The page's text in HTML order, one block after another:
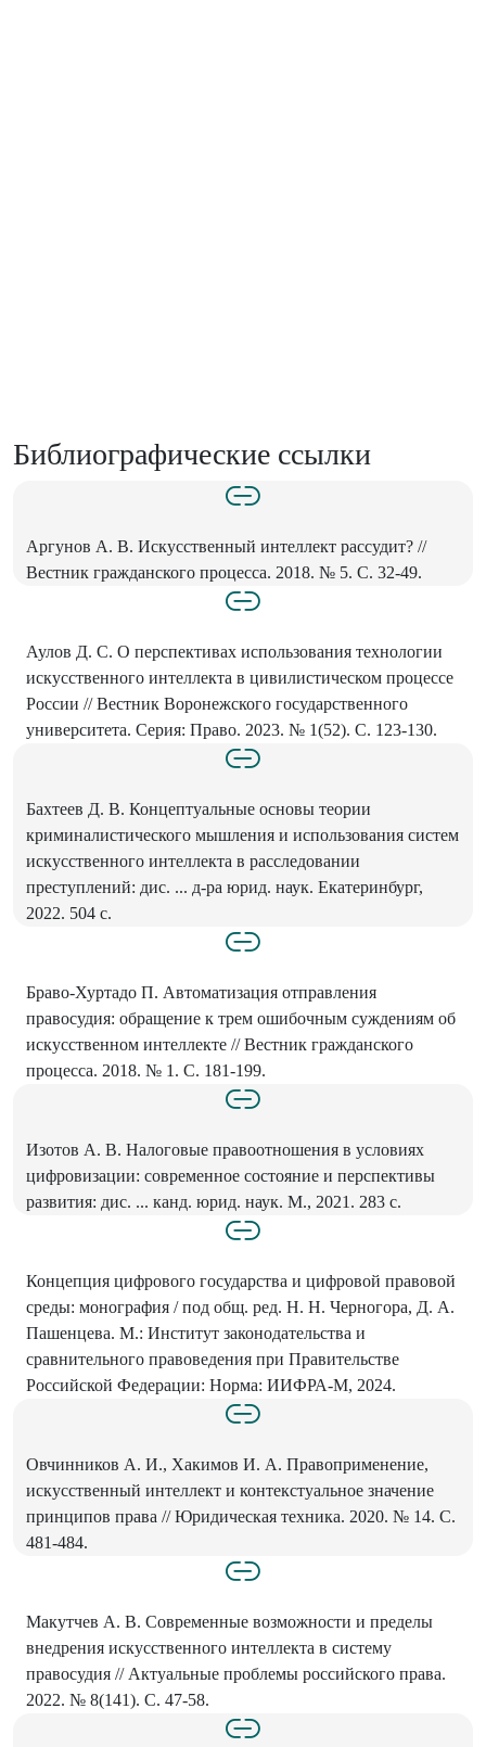
Библиографические ссылки
Аргунов А. В. Искусственный интеллект рассудит? //
Вестник гражданского процесса. 2018. № 5. С. 32-49.
Аулов Д. С. О перспективах использования технологии
искусственного интеллекта в цивилистическом процессе
России // Вестник Воронежского государственного
университета. Серия: Право. 2023. № 1(52). С. 123-130.
Бахтеев Д. В. Концептуальные основы теории
криминалистического мышления и использования систем
искусственного интеллекта в расследовании
преступлений: дис. ... д-ра юрид. наук. Екатеринбург,
2022. 504 с.
Браво-Хуртадо П. Автоматизация отправления
правосудия: обращение к трем ошибочным суждениям об
искусственном интеллекте // Вестник гражданского
процесса. 2018. № 1. С. 181-199.
Изотов А. В. Налоговые правоотношения в условиях
цифровизации: современное состояние и перспективы
развития: дис. ... канд. юрид. наук. М., 2021. 283 с.
Концепция цифрового государства и цифровой правовой
среды: монография / под общ. ред. Н. Н. Черногора, Д. А.
Пашенцева. М.: Институт законодательства и
сравнительного правоведения при Правительстве
Российской Федерации: Норма: ИИФРА-М, 2024.
Овчинников А. И., Хакимов И. А. Правоприменение,
искусственный интеллект и контекстуальное значение
принципов права // Юридическая техника. 2020. № 14. С.
481-484.
Макутчев А. В. Современные возможности и пределы
внедрения искусственного интеллекта в систему
правосудия // Актуальные проблемы российского права.
2022. № 8(141). С. 47-58.